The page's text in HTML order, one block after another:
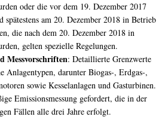
oder die vor dem 19. Dezember 2017
spätestens am 20. Dezember 2018 in Betrieb
die nach dem 20. Dezember 2018 in
gelten spezielle Regelungen.
Messvorschriften: Detaillierte Grenzwerte
Anlagentypen, darunter Biogas-, Erdgas-,
sowie Kesselanlagen und Gasturbinen.
Emissionsmessung gefordert, die in der
Fällen alle drei Jahre erfolgt.